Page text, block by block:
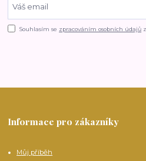
Souhlasím se zpracováním osobních údajů
Informace pro zákazníky
Můj příběh